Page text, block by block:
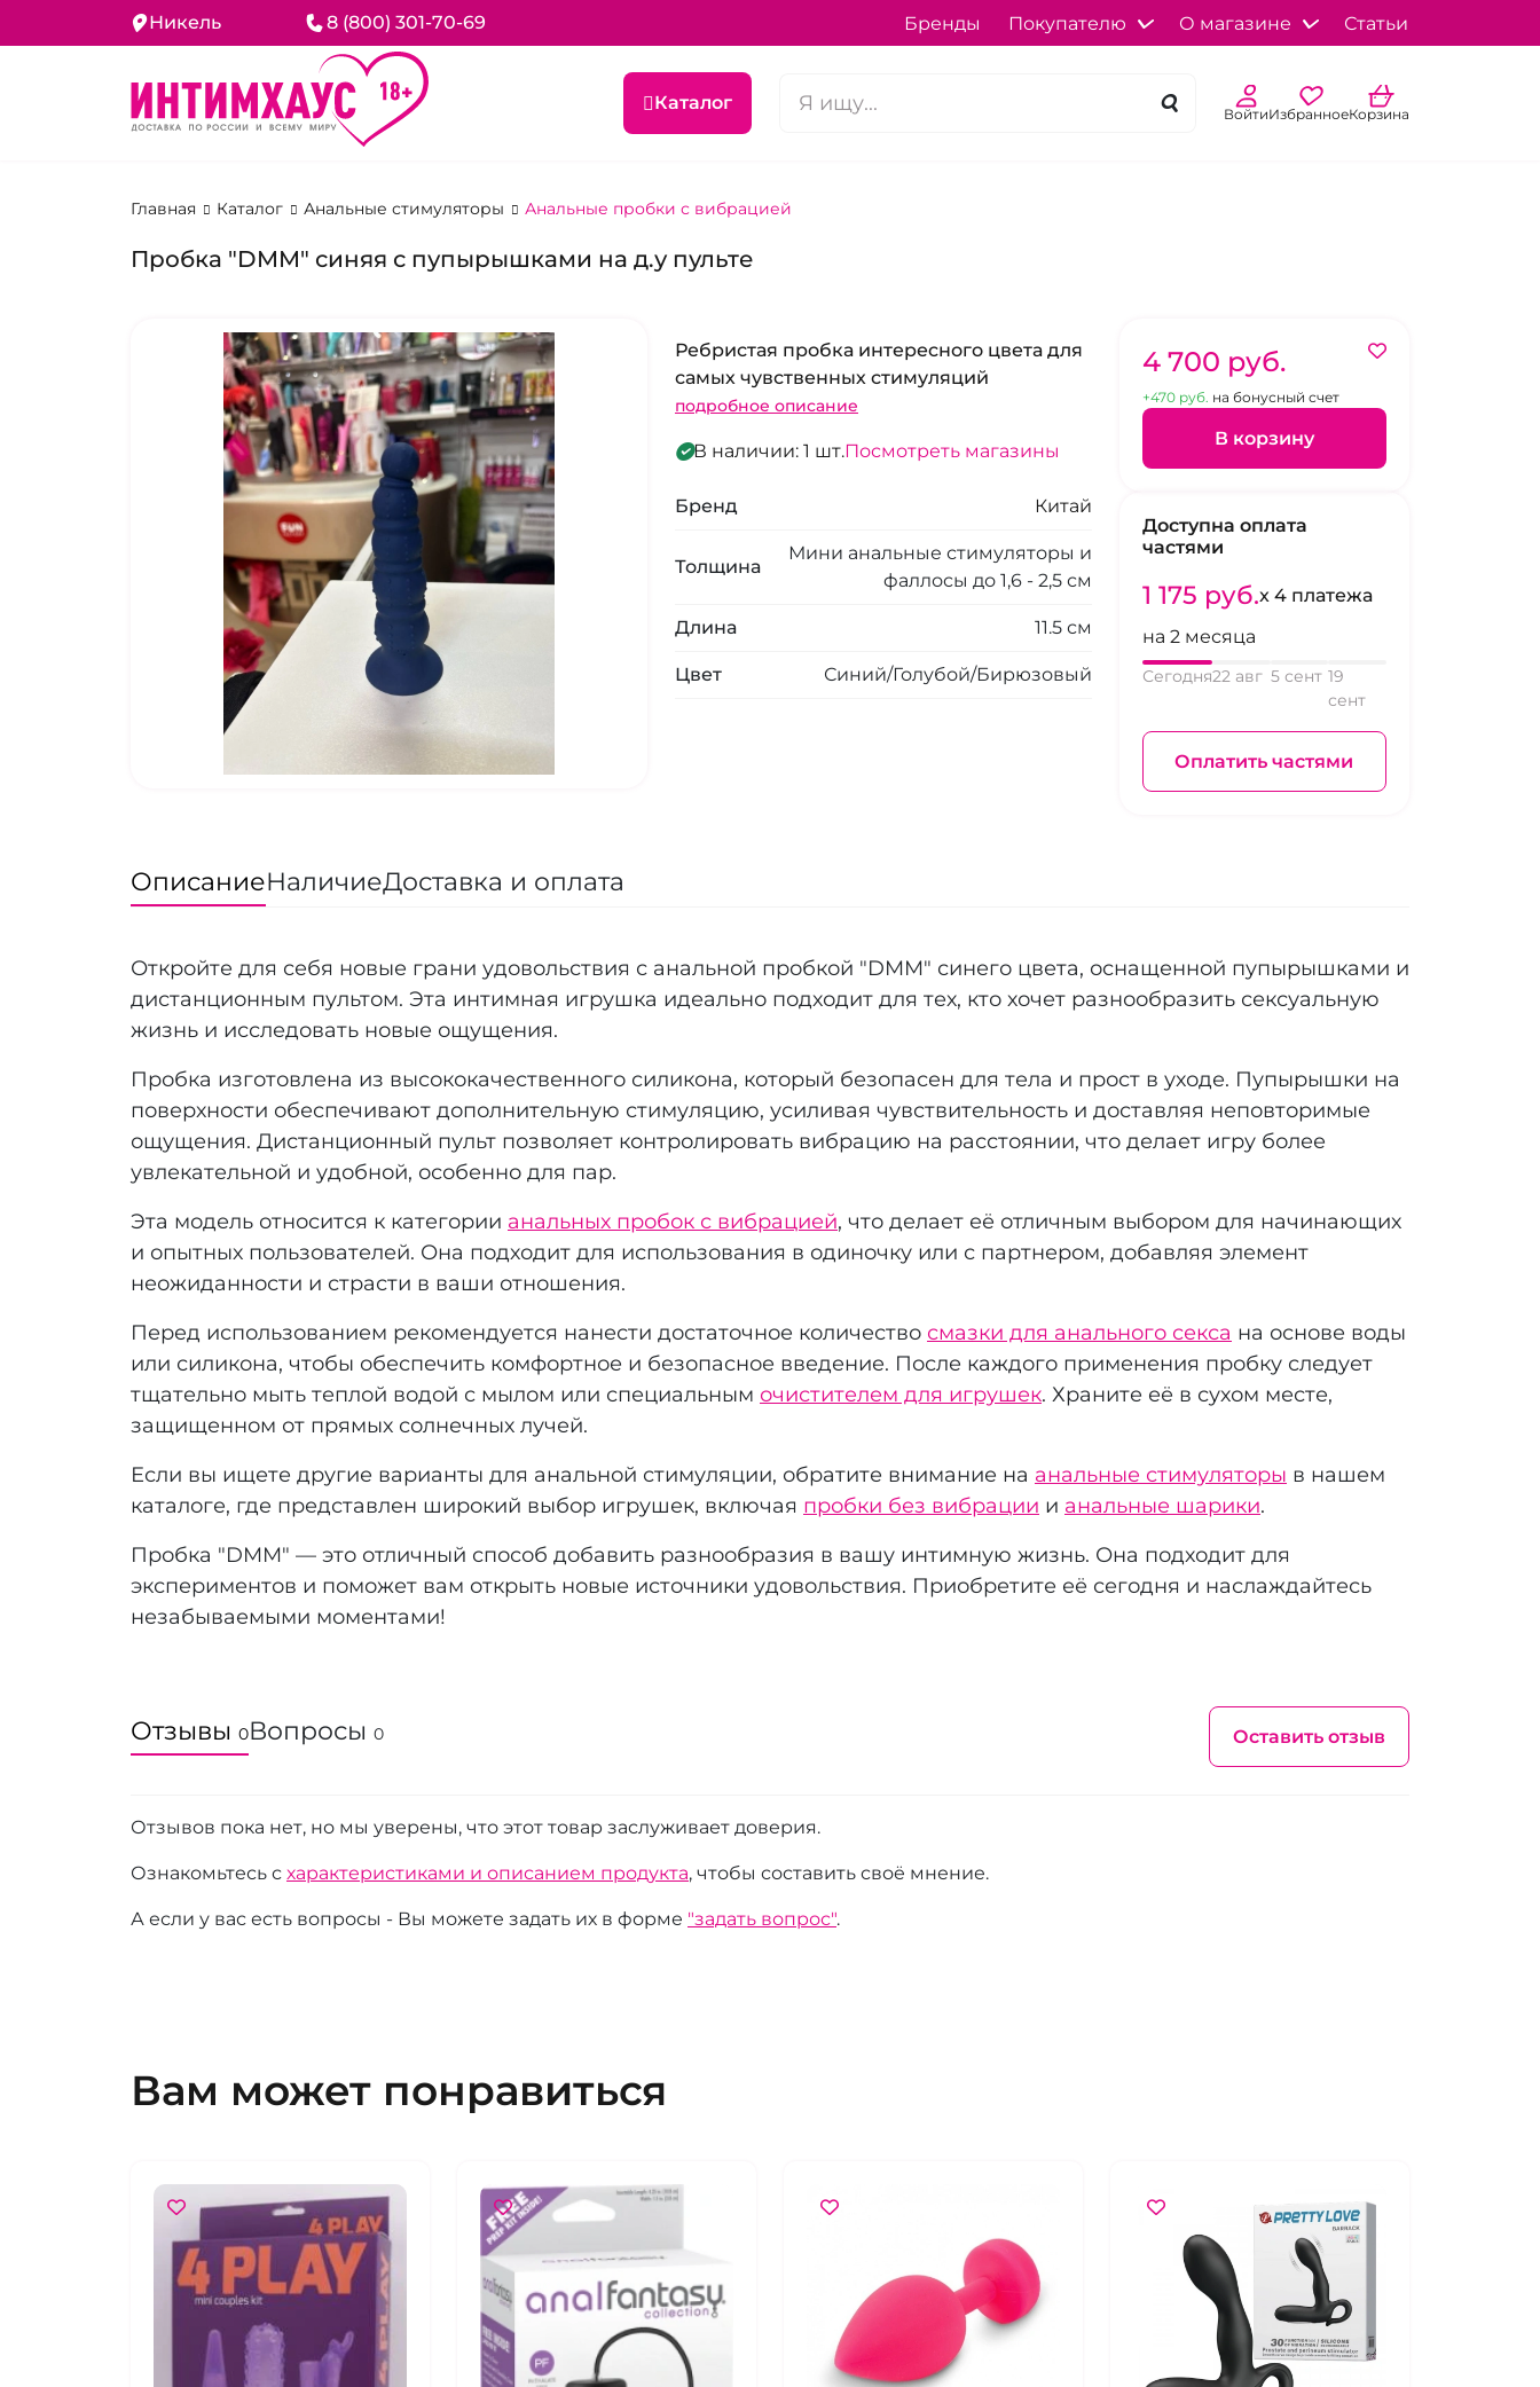
Никель 8 (800) 301-70-69 Бренды Покупателю О магазине Статьи
Каталог ВойтиИзбранноеКорзина
Главная Каталог Анальные стимуляторы Анальные пробки с вибрацией
Пробка "DMM" синяя с пупырышками на д.у пульте
Ребристая пробка интересного цвета для
самых чувственных стимуляций
подробное описание
В наличии: 1 шт.Посмотреть магазины
Бренд Китай
Толщина
Мини анальные стимуляторы и
фаллосы до 1,6 - 2,5 см
Длина 11.5 см
Цвет Синий/Голубой/Бирюзовый
4 700 pуб.
+470 pуб. на бонусный счет
В корзину
Доступна оплата
частями
1 175 pуб.x 4 платежа
на 2 месяца
Сегодня22 авг 5 сент 19
сент
Оплатить частями
ОписаниеНаличиеДоставка и оплата
Откройте для себя новые грани удовольствия с анальной пробкой "DMM" синего цвета, оснащенной пупырышками и
дистанционным пультом. Эта интимная игрушка идеально подходит для тех, кто хочет разнообразить сексуальную
жизнь и исследовать новые ощущения.
Пробка изготовлена из высококачественного силикона, который безопасен для тела и прост в уходе. Пупырышки на
поверхности обеспечивают дополнительную стимуляцию, усиливая чувствительность и доставляя неповторимые
ощущения. Дистанционный пульт позволяет контролировать вибрацию на расстоянии, что делает игру более
увлекательной и удобной, особенно для пар.
Эта модель относится к категории анальных пробок с вибрацией, что делает её отличным выбором для начинающих
и опытных пользователей. Она подходит для использования в одиночку или с партнером, добавляя элемент
неожиданности и страсти в ваши отношения.
Перед использованием рекомендуется нанести достаточное количество смазки для анального секса на основе воды
или силикона, чтобы обеспечить комфортное и безопасное введение. После каждого применения пробку следует
тщательно мыть теплой водой с мылом или специальным очистителем для игрушек. Храните её в сухом месте,
защищенном от прямых солнечных лучей.
Если вы ищете другие варианты для анальной стимуляции, обратите внимание на анальные стимуляторы в нашем
каталоге, где представлен широкий выбор игрушек, включая пробки без вибрации и анальные шарики.
Пробка "DMM" — это отличный способ добавить разнообразия в вашу интимную жизнь. Она подходит для
экспериментов и поможет вам открыть новые источники удовольствия. Приобретите её сегодня и наслаждайтесь
незабываемыми моментами!
Отзывы 0Вопросы 0 Оставить отзыв
Отзывов пока нет, но мы уверены, что этот товар заслуживает доверия.
Ознакомьтесь с характеристиками и описанием продукта, чтобы составить своё мнение.
А если у вас есть вопросы - Вы можете задать их в форме "задать вопрос".
Вам может понравиться